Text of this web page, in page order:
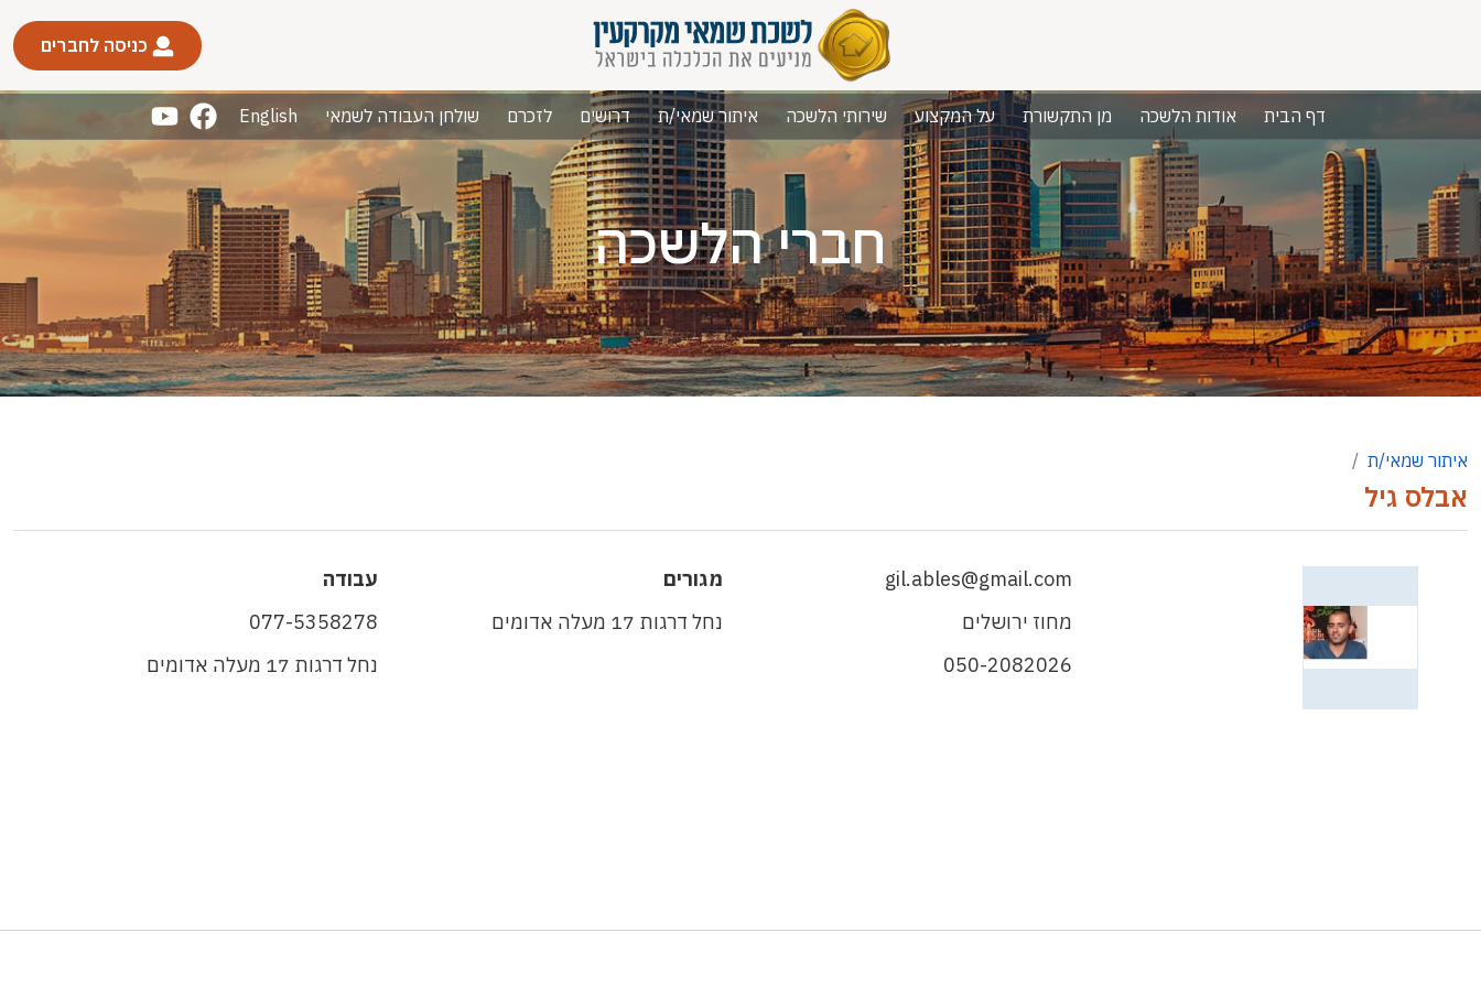
כניסה לחברים
דף הבית אודות הלשכה מן התקשורת על המקצוע שירותי הלשכה איתור שמאי/ת דרושים לזכרם שולחן העבודה לשמאי English
חברי הלשכה
איתור שמאי/ת
אבלס גיל
gil.ables@gmail.com
מחוז ירושלים
050-2082026
מגורים
נחל דרגות 17 מעלה אדומים
עבודה
077-5358278
נחל דרגות 17 מעלה אדומים